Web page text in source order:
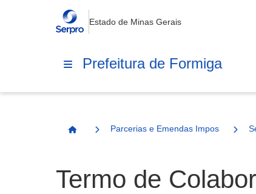
Estado de Minas Gerais
Prefeitura de Formiga
Página Inicial
Parcerias e Emendas Impositivas
Termo de